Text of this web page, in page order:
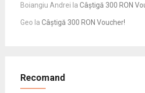
Boiangiu Andrei la Câștigă 300 RON
Geo la Câștigă 300 RON Voucher!
Recomand